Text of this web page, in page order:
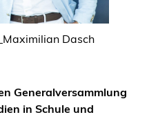
Generalversammlung
in Schule und
Dasch